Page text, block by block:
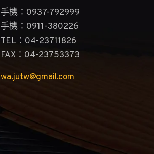
手機：0937-792999
手機：0911-380226
TEL：04-23711826
FAX：04-23753373
wa.jutw@gmail.com